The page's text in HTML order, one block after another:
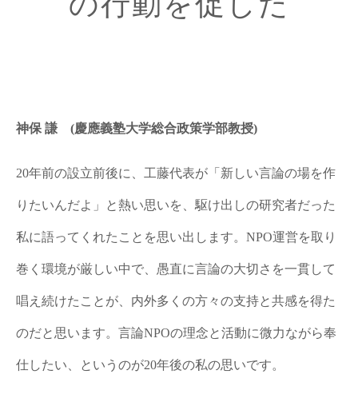
神保 謙 (慶應義塾大学総合政策学部教授)
20年前の設立前後に、工藤代表が「新しい言論の場を作
りたいんだよ」と熱い思いを、駆け出しの研究者だった
私に語ってくれたことを思い出します。NPO運営を取り
巻く環境が厳しい中で、愚直に言論の大切さを一貫して
唱え続けたことが、内外多くの方々の支持と共感を得た
のだと思います。言論NPOの理念と活動に微力ながら奉
仕したい、というのが20年後の私の思いです。